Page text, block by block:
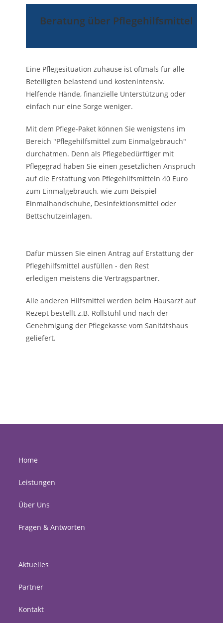
Beratung über Pflegehilfsmittel
Eine Pflegesituation zuhause ist oftmals für alle
Beteiligten belastend und kostenintensiv.
Helfende Hände, finanzielle Unterstützung oder
einfach nur eine Sorge weniger.
Mit dem Pflege-Paket können Sie wenigstens im
Bereich "Pflegehilfsmittel zum Einmalgebrauch"
durchatmen. Denn als Pflegebedürftiger mit
Pflegegrad haben Sie einen gesetzlichen Anspruch
auf die Erstattung von Pflegehilfsmitteln 40 Euro
zum Einmalgebrauch, wie zum Beispiel
Einmalhandschuhe, Desinfektionsmittel oder
Bettschutzeinlagen.
Dafür müssen SieeinenAntrag auf Erstattung der
Pflegehilfsmittel ausfüllen - den Rest
erledigen meistens die Vertragspartner.
Alle anderen Hilfsmittel werden beim Hausarzt auf
Rezept bestellt z.B. Rollstuhl und nach der
Genehmigung der Pflegekasse vom Sanitätshaus
geliefert.
Home
Leistungen
Über Uns
Fragen & Antworten
Aktuelles
Partner
Kontakt